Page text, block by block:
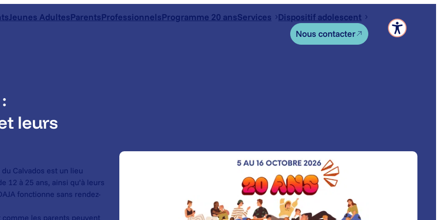
Jeunes AdultesParentsProfessionnelsProgramme 20 ansServices
Dispositif adolescent
Nous contacter
leurs
Calvados est un lieu
12 à 25 ans, ainsi qu’à leurs
fonctionne sans rendez-
les parents peuvent